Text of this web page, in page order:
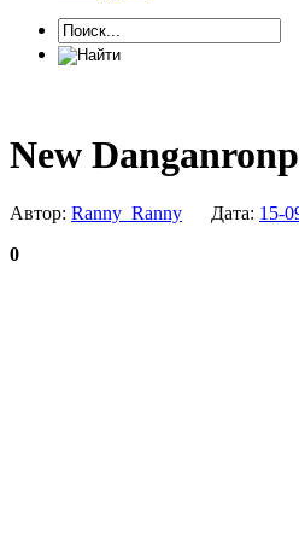
New
Автор: Ranny_Ranny Дата: 15-
0